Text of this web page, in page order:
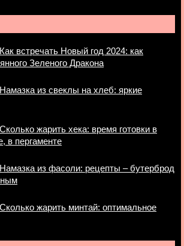
Как встречать Новый год 2024: как
Зеленого Дракона
Намазка из свеклы на хлеб: яркие
Сколько жарить хека: время готовки в
в пергаменте
Намазка из фасоли: рецепты – бутерброд
Сколько жарить минтай: оптимальное